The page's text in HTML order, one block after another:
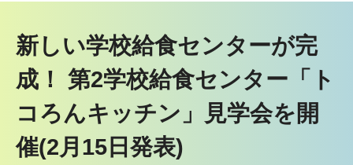
新しい学校給食センターが完
成！ 第2学校給食センター「ト
コろんキッチン」見学会を開
催(2月15日発表)